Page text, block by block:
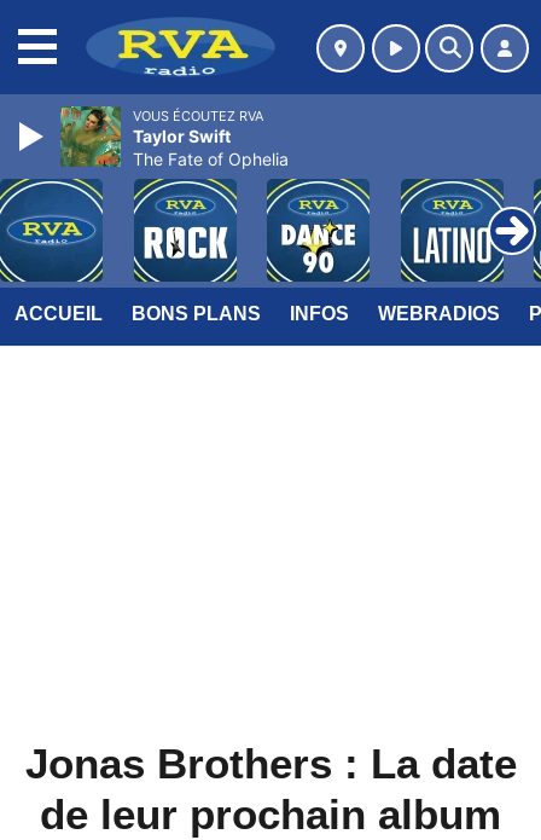
ACCUEIL BONS PLANS INFOS WEBRADIOS
Jonas Brothers : La date
de leur prochain album
VOUS ÉCOUTEZ RVA
Taylor Swift
The Fate of Ophelia